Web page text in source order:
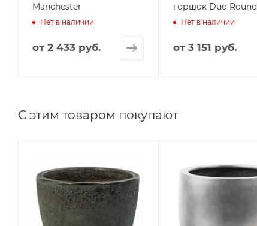
Manchester
Нет в наличии
от 2 433 руб.
горшок Duo Round
Нет в наличии
от 3 151 руб.
С этим товаром покупают